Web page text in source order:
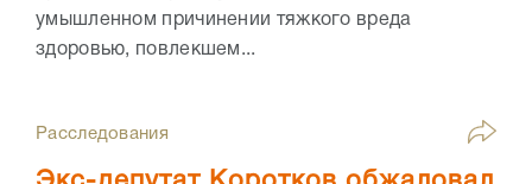
умышленном причинении тяжкого вреда
здоровью, повлекшем...
Расследования